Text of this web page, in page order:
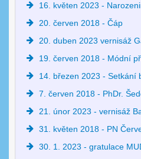
16. květen 2023 -
20. červen 2018 - Čáp
20. duben 2023 vernisáž
19. červen 2018 - Módní
14. březen 2023 - Setkání
7. červen 2018 - PhDr.
21. únor 2023 - vernisáž
31. květen 2018 - PN
30. 1. 2023 - gratulace